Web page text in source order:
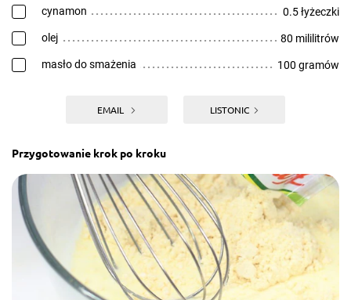
cynamon 0.5 łyżeczki
olej 80 mililitrów
masło do smażenia 100 gramów
EMAIL LISTONIC
Przygotowanie krok po kroku